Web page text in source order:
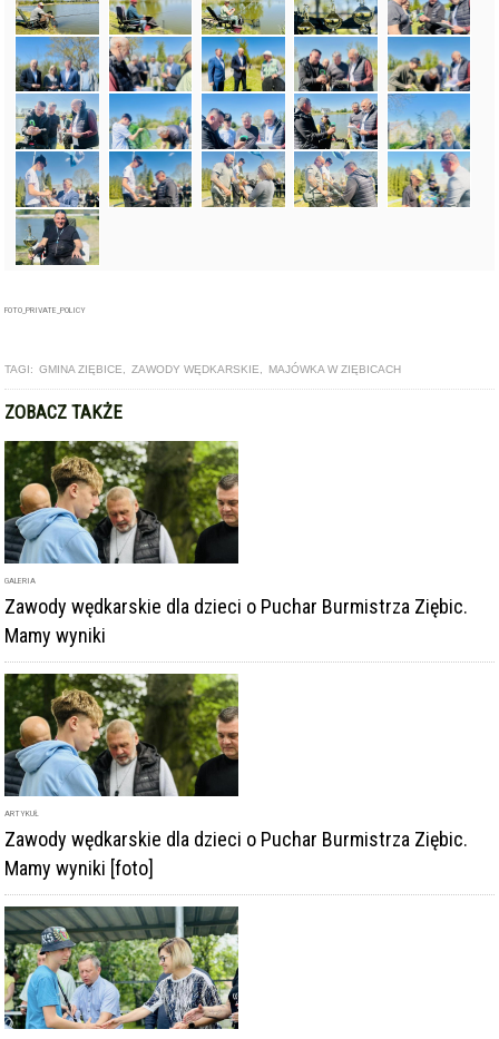
FOTO_PRIVATE_POLICY
TAGI: GMINA ZIĘBICE ZAWODY WĘDKARSKIE MAJÓWKA W ZIĘBICACH
ZOBACZ TAKŻE
GALERIA
Zawody wędkarskie dla dzieci o Puchar Burmistrza Ziębic.
Mamy wyniki
ARTYKUŁ
Zawody wędkarskie dla dzieci o Puchar Burmistrza Ziębic.
Mamy wyniki [foto]